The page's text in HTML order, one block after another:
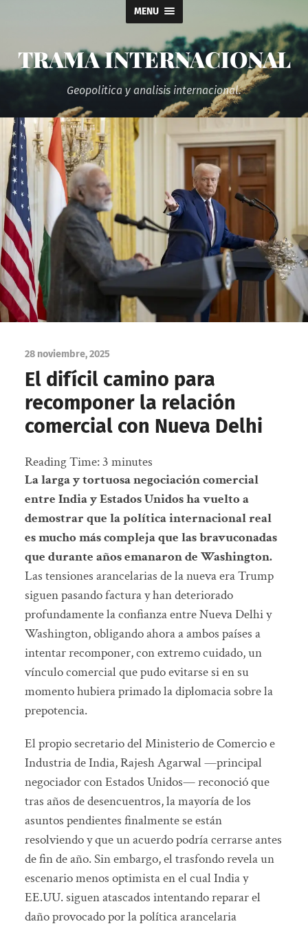
MENU
TRAMA INTERNACIONAL
Geopolitica y analisis internacional.
28 noviembre, 2025
El difícil camino para
recomponer la relación
comercial con Nueva Delhi
Reading Time:3 minutes
La larga y tortuosa negociación comercial
entre India y Estados Unidos ha vuelto a
demostrar que la política internacional real
es mucho más compleja que las bravuconadas
que durante años emanaron de Washington.
Las tensiones arancelarias de la nueva era Trump
siguen pasando factura y han deteriorado
profundamente la confianza entre Nueva Delhi y
Washington, obligando ahora a ambos países a
intentar recomponer, con extremo cuidado, un
vínculo comercial que pudo evitarse si en su
momento hubiera primado la diplomacia sobre la
prepotencia.
El propio secretario del Ministerio de Comercio e
Industria de India, Rajesh Agarwal —principal
negociador con Estados Unidos— reconoció que
tras años de desencuentros, la mayoría de los
asuntos pendientes finalmente se están
resolviendo y que un acuerdo podría cerrarse antes
de fin de año. Sin embargo, el trasfondo revela un
escenario menos optimista en el cual India y
EE.UU. siguen atascados intentando reparar el
daño provocado por la política arancelaria